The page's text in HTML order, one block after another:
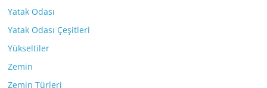
Yatak Odası
Yatak Odası Çeşitleri
Yükseltiler
Zemin
Zemin Türleri